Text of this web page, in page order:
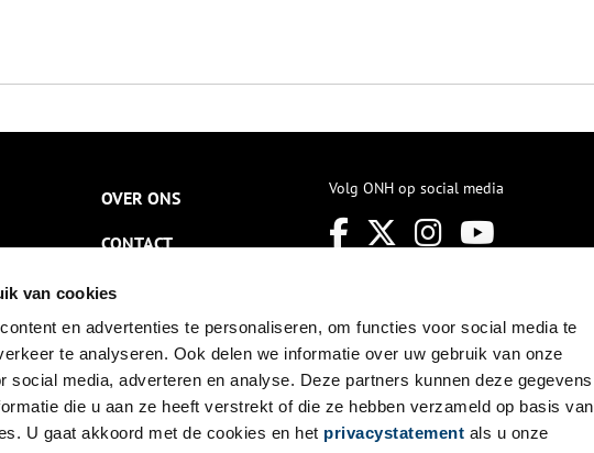
van cookies
en advertenties te personaliseren, om functies voor social media te
te analyseren. Ook delen we informatie over uw gebruik van onze
social media, adverteren en analyse. Deze partners kunnen deze gegevens
die u aan ze heeft verstrekt of die ze hebben verzameld op basis van
U gaat akkoord met de cookies en het privacystatement als u onze
OVER ONS
CONTACT
NIEUWSBRIEF
DISCLAIMER
PRIVACY
TOEGANKELIJKHEID
Volg ONH op social media